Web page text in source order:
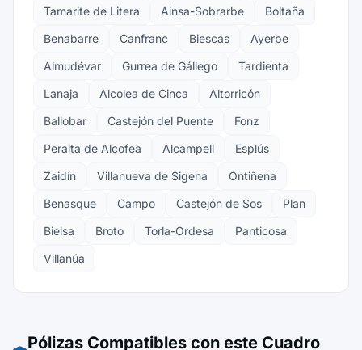
Tamarite de Litera
Ainsa-Sobrarbe
Boltaña
Benabarre
Canfranc Biescas
Ayerbe
Almudévar
Gurrea de Gállego
Tardienta
Lanaja
Alcolea de Cinca
Altorricón
Ballobar
Castejón del Puente
Fonz
Peralta de Alcofea
Alcampell
Esplús
Zaidín
Villanueva de Sigena
Ontiñena
Benasque
Campo Castejón de Sos
Plan
Bielsa
Broto Torla-Ordesa
Panticosa
Villanúa
Pólizas Compatibles con este Cuadro